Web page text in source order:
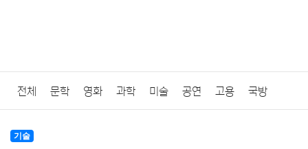
전체 문학 영화 과학 미술 공연 고용 국방
법률
기술